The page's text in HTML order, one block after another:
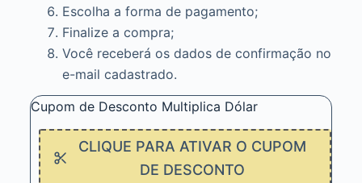
Escolha a forma de pagamento;
Finalize a compra;
Você receberá os dados de confirmação no
e-mail cadastrado.
Cupom de Desconto Multiplica Dólar
CLIQUE PARA ATIVAR O CUPOM
DE DESCONTO